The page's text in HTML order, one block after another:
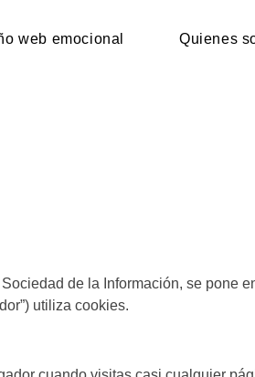
web emocional Quienes
de la Información, se pone
utiliza cookies.